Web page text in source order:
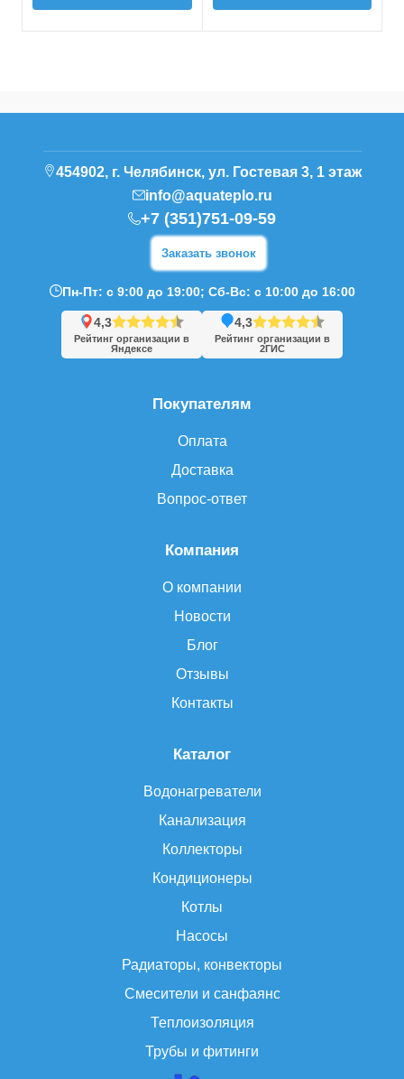
Каталог
Водонагреватели
Канализация
Коллекторы
Кондиционеры
Котлы
Насосы
Радиаторы, конвекторы
Смесители и санфаянс
Теплоизоляция
Трубы и фитинги
Компания
О компании
Новости
Блог
Отзывы
Контакты
Покупателям
Оплата
Доставка
Вопрос-ответ
454902, г. Челябинск, ул. Гостевая 3, 1 этаж
info@aquateplo.ru
+7 (351)751-09-59
Заказать звонок
Пн-Пт: с 9:00 до 19:00; Сб-Вс: с 10:00 до 16:00
4,3
Рейтинг организации в
Яндексе
4,3
Рейтинг организации в
2ГИС